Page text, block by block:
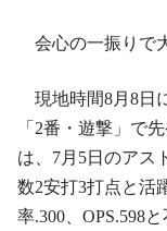
会心の一振りで
現地時間8月8日
「2番・遊撃」で
は、7月5日のアス
数2安打3打点と活
率.300、OPS.598